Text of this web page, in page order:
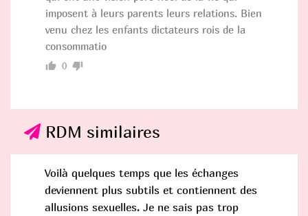
imposent à leurs parents leurs relations. Bien
venu chez les enfants dictateurs rois de la
consommatio
0
RDM similaires
Voilà quelques temps que les échanges
deviennent plus subtils et contiennent des
allusions sexuelles. Je ne sais pas trop